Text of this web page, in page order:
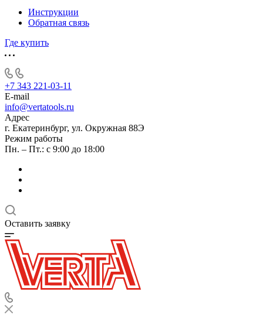
Инструкции
Обратная связь
Где купить
+7 343 221-03-11
E-mail
info@vertatools.ru
Адрес
г. Екатеринбург, ул. Окружная 88Э
Режим работы
Пн. – Пт.: с 9:00 до 18:00
Оставить заявку